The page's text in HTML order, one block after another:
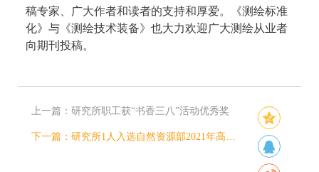
稿专家、广大作者和读者的支持和厚爱。《测绘标准
化》与《测绘技术装备》也大力欢迎广大测绘从业者
向期刊投稿。
上一篇： 研究所职工获“书香三八”活动优秀奖
下一篇： 研究所1人入选自然资源部2021年高层次科技创新人才工程